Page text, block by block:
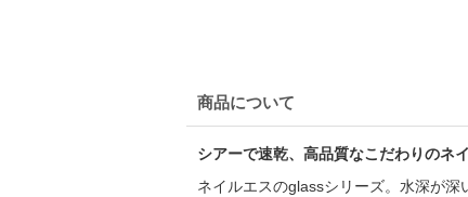
商品について
シアーで速乾、高品質なこだわりのネ
ネイルエスのglassシリーズ。水深が